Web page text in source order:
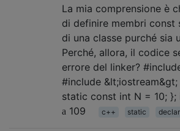
La mia comprensione è
di definire membri const
di una classe purché sia
Perché, allora, il codice
errore del linker?
#include
static const int N = 10;
109
c++ static